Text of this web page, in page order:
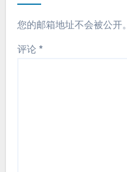
您的邮箱地址不会被公开。
评论 *